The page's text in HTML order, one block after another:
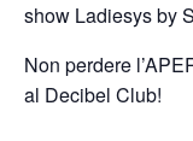
show Ladiesys by
Non perdere
al Decibel Club!